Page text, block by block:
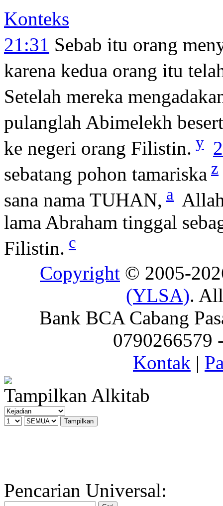
Konteks
21:31 Sebab itu orang
karena kedua orang itu
Setelah mereka
pulanglah Abimelekh
ke negeri orang Filistin. y
sebatang pohon tamariska z
sana nama TUHAN, a
lama Abraham tinggal
Filistin. c
Copyright © 2005-
(YLSA).
Bank BCA Cabang
0790266579
Kontak |
Tampilkan Alkitab
Pencarian Universal: